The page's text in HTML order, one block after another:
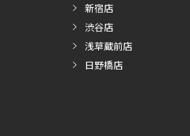
新宿店
渋谷店
浅草蔵前店
日野橋店